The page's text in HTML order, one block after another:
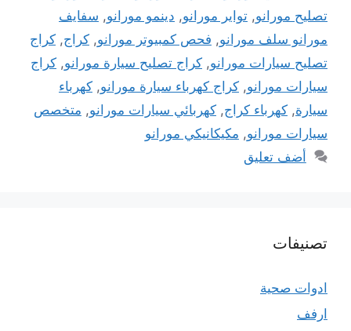
تصليح مورانو, تواير مورانو, دينمو مورانو, سفايف
مورانو سلف مورانو, فحص كمبيوتر مورانو, كراج, كراج
تصليح سيارات مورانو, كراج تصليح سيارة مورانو, كراج
سيارات مورانو, كراج كهرباء سيارة مورانو, كهرباء
سيارة, كهرباء كراج, كهربائي سيارات مورانو, متخصص
سيارات مورانو, مكيكانيكي مورانو
أضف تعليق
تصنيفات
ادوات صحية
ارفف